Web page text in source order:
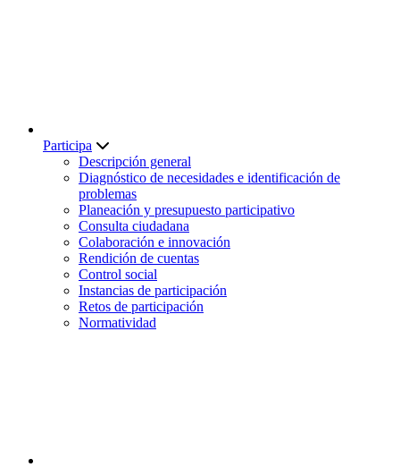
Participa
Descripción general
Diagnóstico de necesidades e identificación de
problemas
Planeación y presupuesto participativo
Consulta ciudadana
Colaboración e innovación
Rendición de cuentas
Control social
Instancias de participación
Retos de participación
Normatividad